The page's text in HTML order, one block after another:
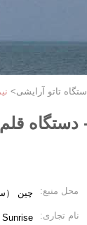
تاتو آرایشی>
دستگاه
محل منبع: چین （
نام تجاری: Sunrise